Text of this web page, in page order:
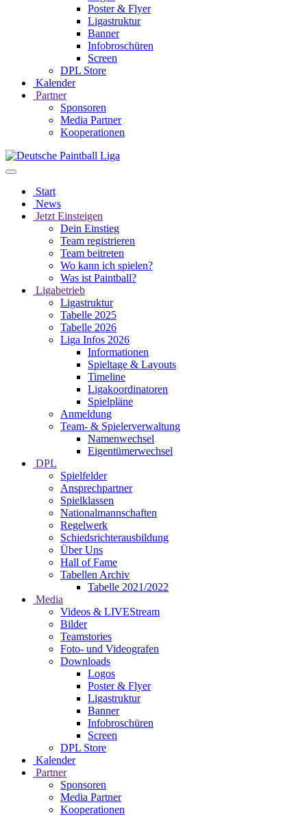
Poster & Flyer
Ligastruktur
Banner
Infobroschüren
Screen
DPL Store
Kalender
Partner
Sponsoren
Media Partner
Kooperationen
Start
News
Jetzt Einsteigen
Dein Einstieg
Team registrieren
Team beitreten
Wo kann ich spielen?
Was ist Paintball?
Ligabetrieb
Ligastruktur
Tabelle 2025
Tabelle 2026
Liga Infos 2026
Informationen
Spieltage & Layouts
Timeline
Ligakoordinatoren
Spielpläne
Anmeldung
Team- & Spielerverwaltung
Namenwechsel
Eigentümerwechsel
DPL
Spielfelder
Ansprechpartner
Spielklassen
Nationalmannschaften
Regelwerk
Schiedsrichterausbildung
Über Uns
Hall of Fame
Tabellen Archiv
Tabelle 2021/2022
Media
Videos & LIVEStream
Bilder
Teamstories
Foto- und Videografen
Downloads
Logos
Poster & Flyer
Ligastruktur
Banner
Infobroschüren
Screen
DPL Store
Kalender
Partner
Sponsoren
Media Partner
Kooperationen